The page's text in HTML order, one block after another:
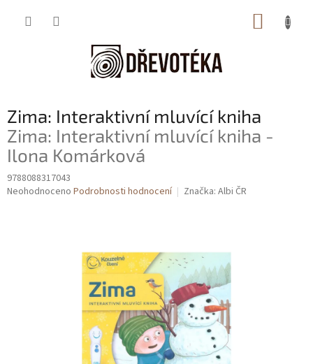
Zima: Interaktivní mluvící kniha
Zima: Interaktivní mluvící kniha -
Ilona Komárková
9788088317043
Průměrné
Neohodnoceno Podrobnosti hodnocení Značka: Albi ČR